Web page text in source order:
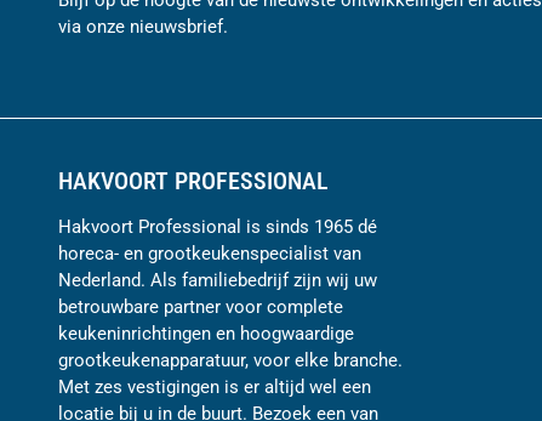
via onze nieuwsbrief.
HAKVOORT PROFESSIONAL
Hakvoort Professional is sinds 1965 dé
horeca- en grootkeukenspecialist van
Nederland. Als familiebedrijf zijn wij uw
betrouwbare partner voor complete
keukeninrichtingen en hoogwaardige
grootkeukenapparatuur, voor elke branche.
Met zes vestigingen is er altijd wel een
locatie bij u in de buurt. Bezoek een van